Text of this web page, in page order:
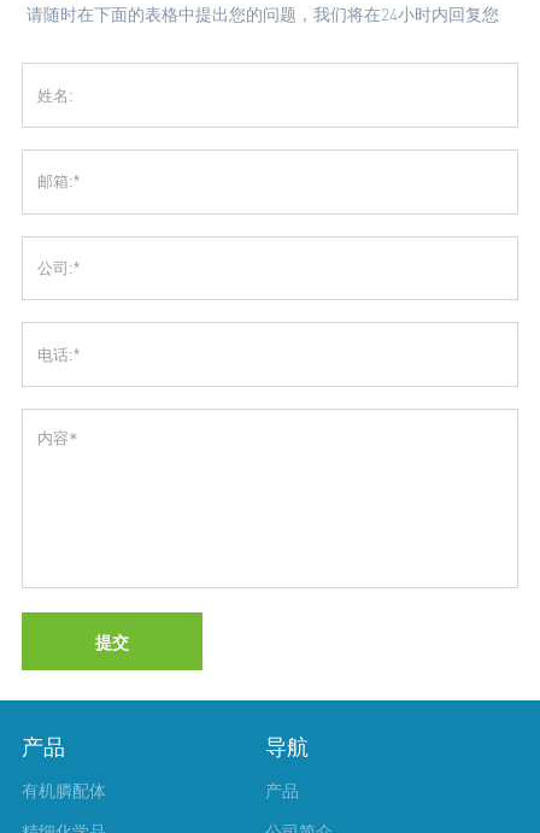
请随时在下面的表格中提出您的问题，我们将在24小时内回复您
提交
产品
有机膦配体
导航
产品